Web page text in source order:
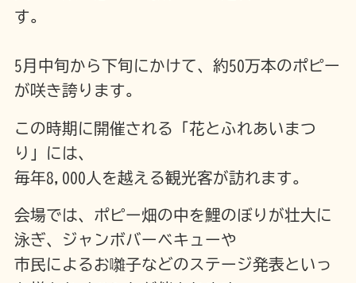
す。
5月中旬から下旬にかけて、約50万本のポピー
が咲き誇ります。
この時期に開催される「花とふれあいまつ
り」には、
毎年8,000人を越える観光客が訪れます。
会場では、ポピー畑の中を鯉のぼりが壮大に
泳ぎ、ジャンボバーベキューや
市民によるお囃子などのステージ発表といっ